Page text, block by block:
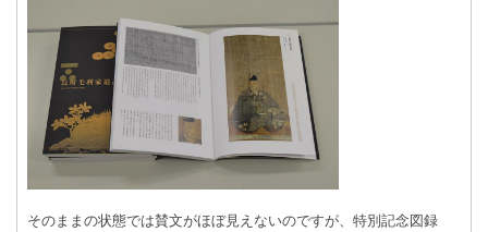
そのままの状態では賛文がほぼ見えないのですが、特別記念図録